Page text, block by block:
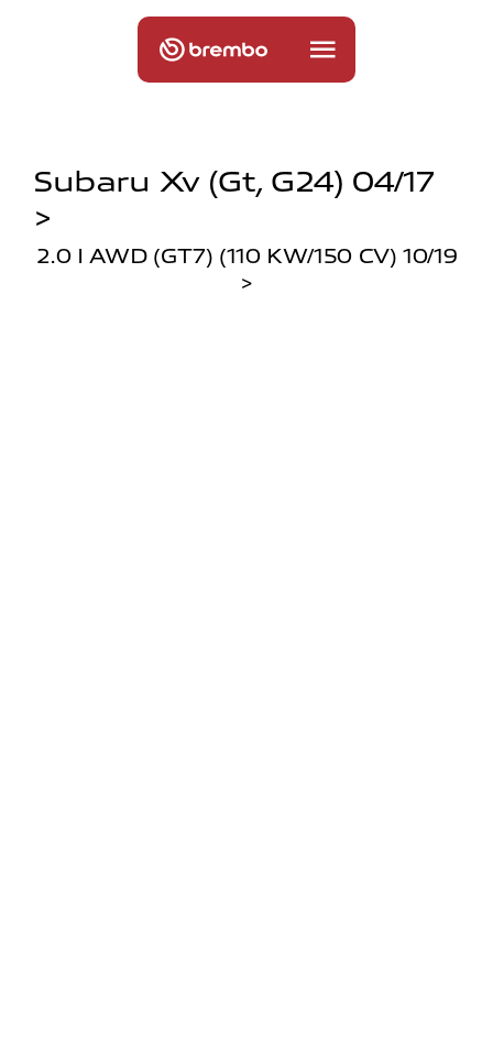
Subaru Xv (gt, G24) 04/17
>
2.0 I AWD (GT7) (110 KW/150 CV) 10/19
>